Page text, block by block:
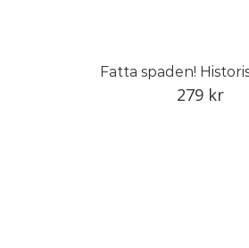
279 kr